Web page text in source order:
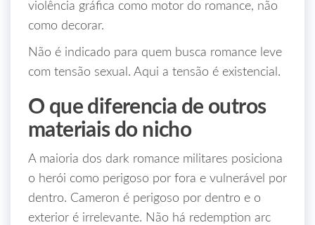
violência gráfica como motor do romance, não
como decorar.
Não é indicado para quem busca romance leve
com tensão sexual. Aqui a tensão é existencial.
O que diferencia de outros
materiais do nicho
A maioria dos dark romance militares posiciona
o herói como perigoso por fora e vulnerável por
dentro. Cameron é perigoso por dentro e o
exterior é irrelevante. Não há redemption arc